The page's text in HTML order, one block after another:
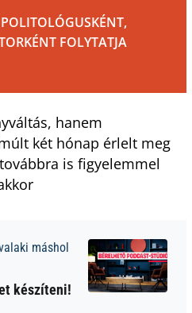
FOLYTATJA
hanem
két hónap érlelt meg
is figyelemmel
máshol
készíteni!